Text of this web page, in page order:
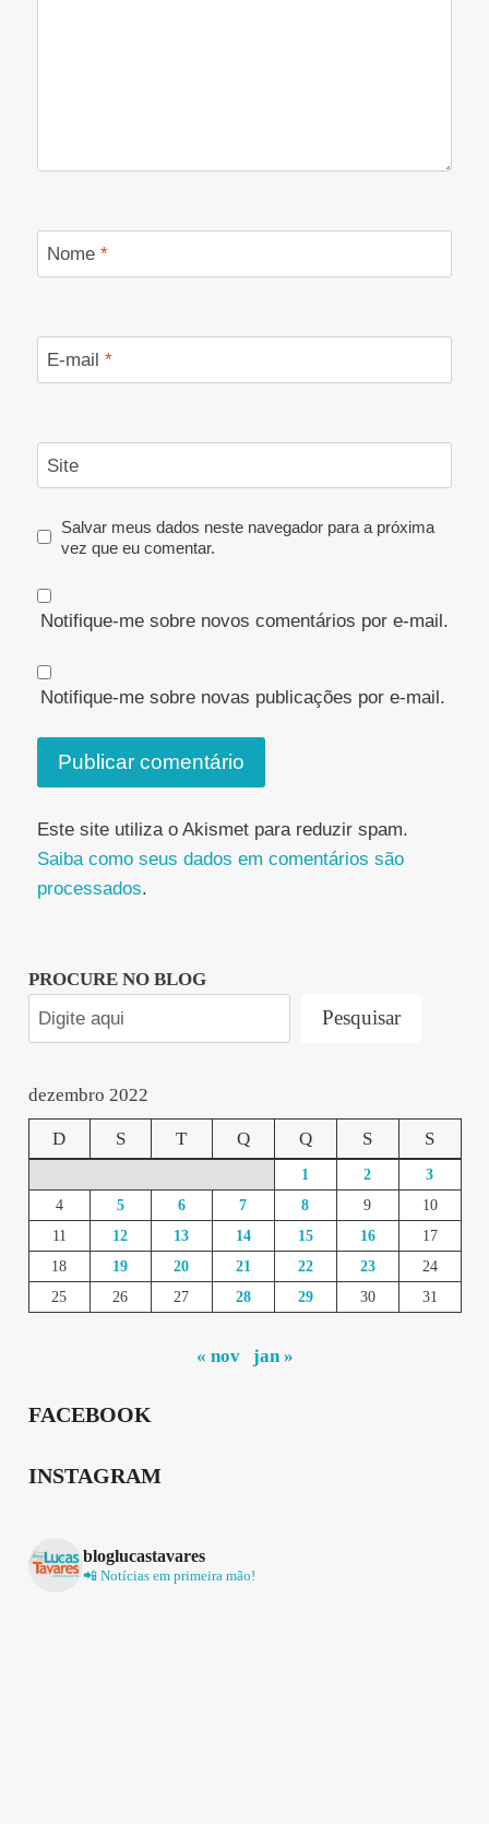
Nome *
E-mail *
Site
Salvar meus dados neste navegador para a próxima
vez que eu comentar.
Notifique-me sobre novos comentários por e-mail.
Notifique-me sobre novas publicações por e-mail.
Este site utiliza o Akismet para reduzir spam.
Saiba como seus dados em comentários são
processados.
PROCURE NO BLOG
Pesquisar
dezembro 2022
D S T Q Q S S
1 2
3
4
5 6 7 8 9
10
11
12 13 14 15 16
17
18
19 20 21 22 23
24
25
26 27 28 29 30 31
« nov jan »
FACEBOOK
INSTAGRAM
bloglucastavares
📲 Notícias em primeira mão!